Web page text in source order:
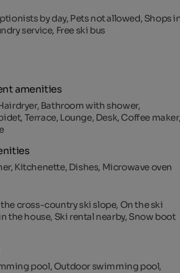
by day, Pets not allowed, Shops
service, Free ski bus
amenities
Hairdryer, Bathroom with shower,
Terrace, Lounge, Desk, Coffee
Kitchenette, Dishes, Microwave oven
the cross-country ski slope, On the ski
the house, Ski rental nearby, Snow boot
pool, Outdoor swimming pool,